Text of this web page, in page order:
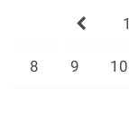
1
8 9 10